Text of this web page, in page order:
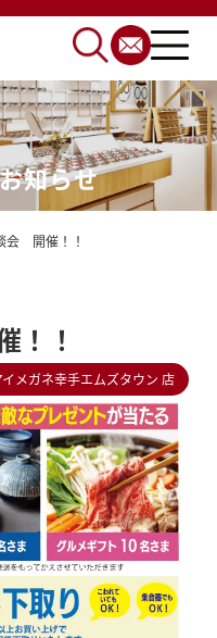
知らせ
会 開催！！
！！
イメガネ幸手エムズタウン 店